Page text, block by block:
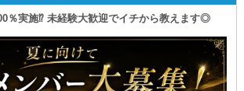
％実施⁉ 未経験大歓迎でイチから教えます◎